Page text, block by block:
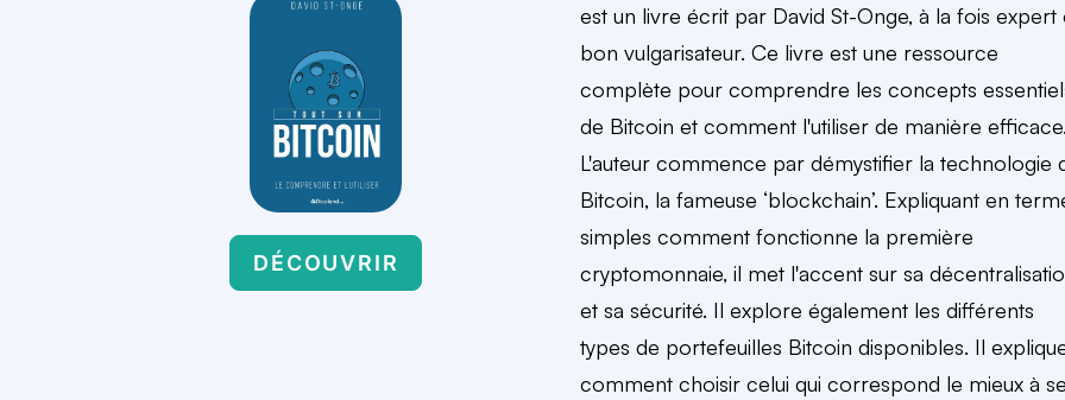
DÉCOUVRIR
est un livre écrit par David St-Onge, à la fois expert
bon vulgarisateur. Ce livre est une ressource
complète pour comprendre les concepts
de Bitcoin et comment l'utiliser de manière
L'auteur commence par démystifier la technologie
Bitcoin, la fameuse ‘blockchain’. Expliquant en
simples comment fonctionne la première
cryptomonnaie, il met l'accent sur sa
et sa sécurité. Il explore également les différents
types de portefeuilles Bitcoin disponibles. Il
comment choisir celui qui correspond le mieux à